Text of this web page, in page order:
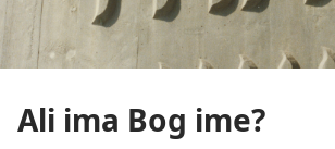
Ali ima Bog ime?